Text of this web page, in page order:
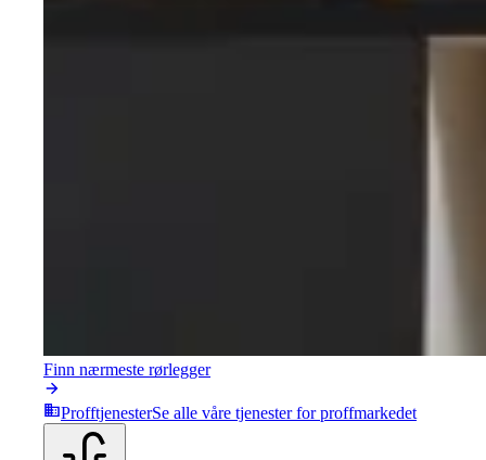
Finn nærmeste rørlegger
ProfftjenesterSe alle våre tjenester for proffmarkedet